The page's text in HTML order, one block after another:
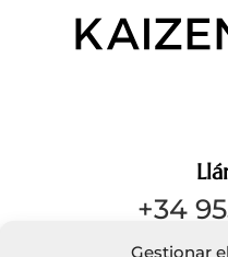
Gestionar el
+34